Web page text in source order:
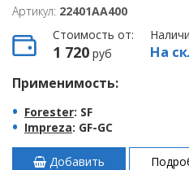
Артикул: 22401AA400
Стоимость от:
1 720 руб На
Применимость:
Forester: SF
Impreza: GF-GC
Добавить